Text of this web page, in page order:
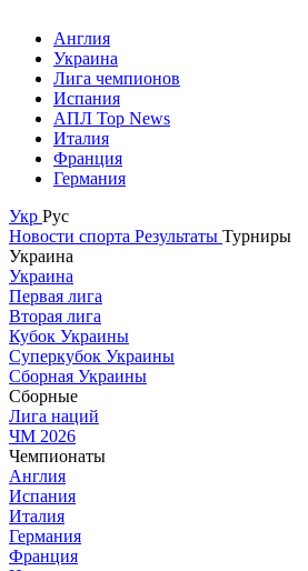
Англия
Украина
Лига чемпионов
Испания
АПЛ Top News
Италия
Франция
Германия
Укр Рус
Новости спорта Результаты Турниры
Украина
Украина
Первая лига
Вторая лига
Кубок Украины
Суперкубок Украины
Сборная Украины
Сборные
Лига наций
ЧМ 2026
Чемпионаты
Англия
Испания
Италия
Германия
Франция